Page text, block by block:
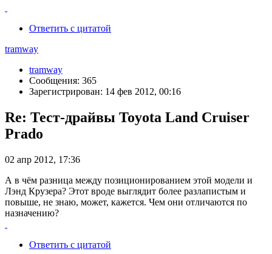
Ответить с цитатой
tramway
tramway
Сообщения: 365
Зарегистрирован: 14 фев 2012, 00:16
Re: Тест-драйвы Toyota Land Cruiser
Prado
02 апр 2012, 17:36
А в чём разница между позиционированием этой модели и
Лэнд Крузера? Этот вроде выглядит более разлапистым и
повыше, не знаю, может, кажется. Чем они отличаются по
назначению?
Ответить с цитатой